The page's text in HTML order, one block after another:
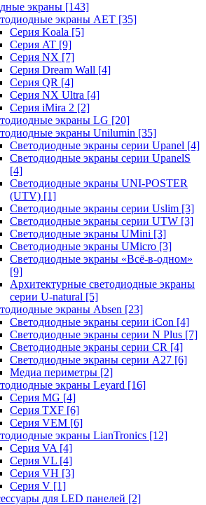
экраны [143]
экраны AET [35]
Cерия Koala [5]
Серия AT [9]
Серия NX [7]
Серия Dream Wall [4]
Серия QR [4]
Серия NX Ultra [4]
Серия iMira 2 [2]
экраны LG [20]
экраны Unilumin [35]
Светодиодные экраны серии Upanel [4]
Светодиодные экраны серии UpanelS
[4]
Светодиодные экраны UNI-POSTER
(UTV) [1]
Светодиодные экраны серии Uslim [3]
Светодиодные экраны серии UTW [3]
Светодиодные экраны UMini [3]
Светодиодные экраны UMicro [3]
Светодиодные экраны «Всё-в-одном»
[9]
Архитектурные светодиодные экраны
серии U-natural [5]
экраны Absen [23]
Светодиодные экраны серии iCon [4]
Светодиодные экраны серии N Plus [7]
Светодиодные экраны серии CR [4]
Светодиодные экраны серии А27 [6]
Медиа периметры [2]
экраны Leyard [16]
Серия MG [4]
Серия TXF [6]
Серия VEM [6]
экраны LianTronics [12]
Серия VA [4]
Серия VL [4]
Серия VH [3]
Серия V [1]
для LED панелей [2]